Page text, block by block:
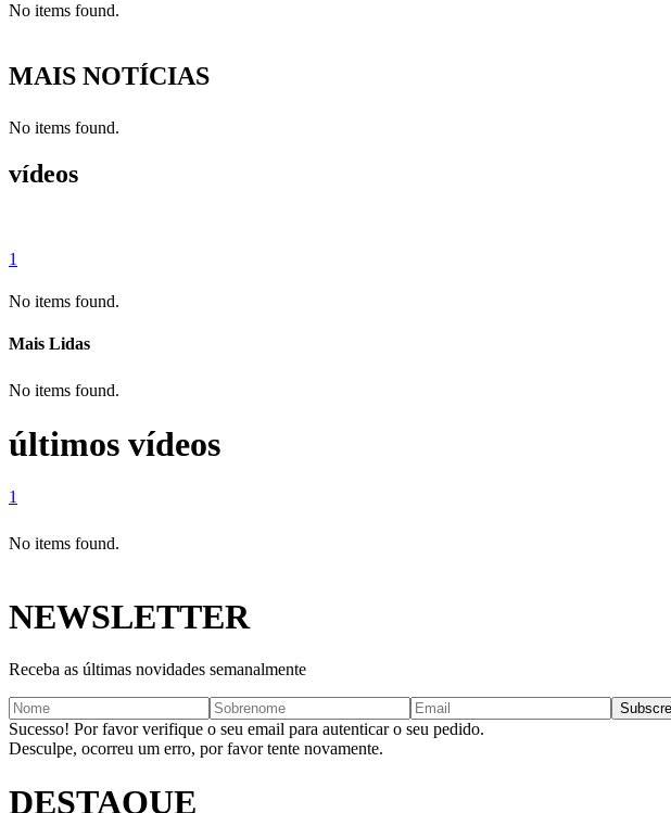
No items found.
MAIS NOTÍCIAS
No items found.
vídeos
1
No items found.
Mais Lidas
No items found.
últimos vídeos
1
No items found.
NEWSLETTER
Receba as últimas novidades semanalmente
Sucesso! Por favor verifique o seu email para autenticar o seu pedido.
Desculpe, ocorreu um erro, por favor tente novamente.
DESTAQUE